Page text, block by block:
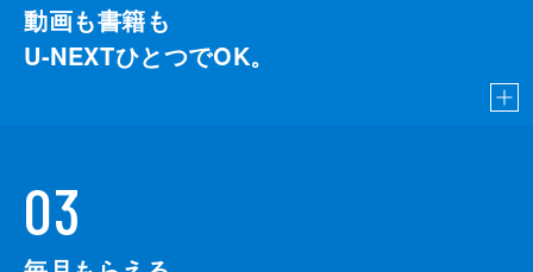
動画も書籍も
U-NEXTひとつでOK。
03